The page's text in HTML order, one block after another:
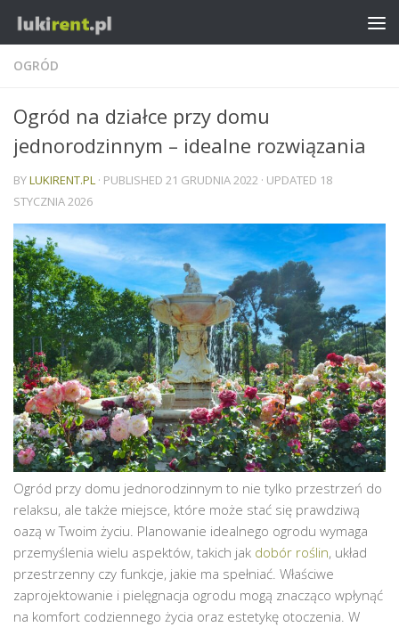
OGRÓD
Ogród na działce przy domu
jednorodzinnym – idealne rozwiązania
BYLUKIRENT.PL · PUBLISHED 21 GRUDNIA 2022 · UPDATED 18
STYCZNIA 2026
Ogród przy domu jednorodzinnym to nie tylko przestrzeń do
relaksu, ale także miejsce, które może stać się prawdziwą
oazą w Twoim życiu. Planowanie idealnego ogrodu wymaga
przemyślenia wielu aspektów, takich jak dobór roślin, układ
przestrzenny czy funkcje, jakie ma spełniać. Właściwe
zaprojektowanie i pielęgnacja ogrodu mogą znacząco wpłynąć
na komfort codziennego życia oraz estetykę otoczenia. W